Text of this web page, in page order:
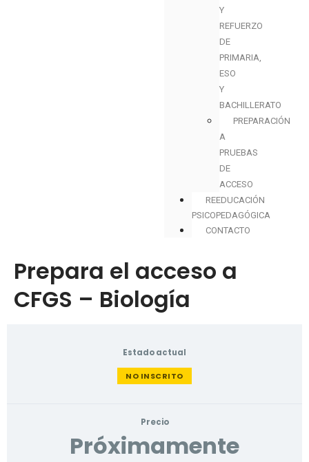
Y
REFUERZO
DE
PRIMARIA,
ESO
Y
BACHILLERATO
PREPARACIÓN
A
PRUEBAS
DE
ACCESO
REEDUCACIÓN
PSICOPEDAGÓGICA
CONTACTO
Prepara el acceso a
CFGS – Biología
Estado actual
NO INSCRITO
Precio
Próximamente